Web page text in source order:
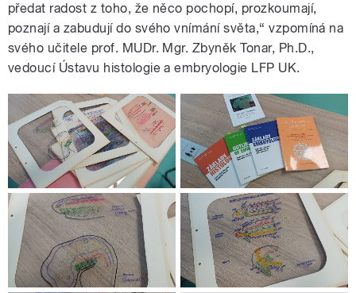
předat radost z toho, že něco pochopí, prozkoumají,
poznají a zabudují do svého vnímání světa,“ vzpomíná na
svého učitele prof. MUDr. Mgr. Zbyněk Tonar, Ph.D.,
vedoucí Ústavu histologie a embryologie LFP UK.